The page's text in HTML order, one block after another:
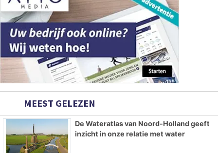
MEEST GELEZEN
De Wateratlas van Noord-Holland geeft
inzicht in onze relatie met water